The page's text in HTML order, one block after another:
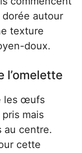
autour
texture
doux.
l’omelette
les œufs
mais
au centre.
cette